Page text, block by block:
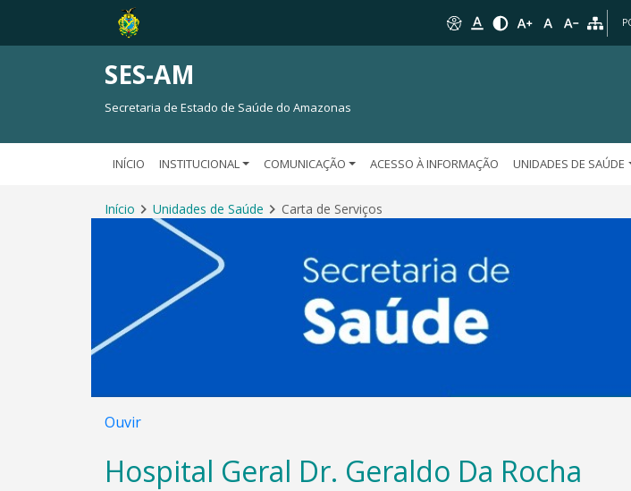
SES-AM
Secretaria de Estado de Saúde do Amazonas
INÍCIO INSTITUCIONAL COMUNICAÇÃO ACESSO À INFORMAÇÃO UNIDADES DE SAÚDE
Início Unidades de Saúde Carta de Serviços
Ouvir
Hospital Geral Dr. Geraldo Da Rocha